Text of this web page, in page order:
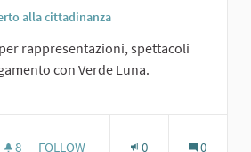
alla cittadinanza
rappresentazioni, spettacoli
con Verde Luna.
8 8 FOLLOWERS
FOLLOW 0 0